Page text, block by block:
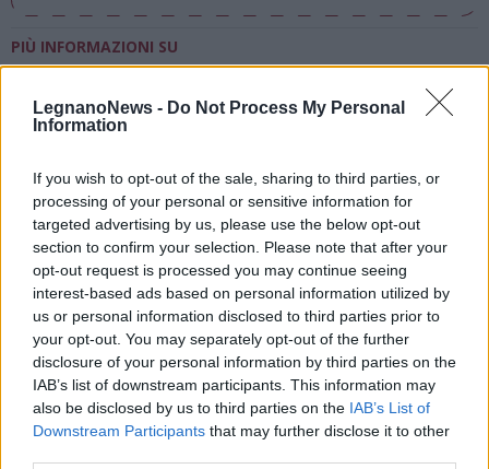
LegnanoNews - Do Not Process My Personal
Information
If you wish to opt-out of the sale, sharing to third parties, or
processing of your personal or sensitive information for
targeted advertising by us, please use the below opt-out
section to confirm your selection. Please note that after your
opt-out request is processed you may continue seeing
interest-based ads based on personal information utilized by
us or personal information disclosed to third parties prior to
your opt-out. You may separately opt-out of the further
disclosure of your personal information by third parties on the
IAB’s list of downstream participants. This information may
also be disclosed by us to third parties on the IAB’s List of
Downstream Participants that may further disclose it to other
PIÙ INFORMAZIONI SU
CUCINA
Commenti
Accedioregistratiper commentare questo
articolo.
L'email è richiesta ma non verrà mostrata ai visitatori. Il contenuto di questo
commento esprime il pensiero dell'autore e non rappresenta la linea editoriale
di VareseNews.it, che rimane autonoma e indipendente. I messaggi inclusi nei
commenti non sono testi giornalistici, ma post inviati dai singoli lettori che
possono essere automaticamente pubblicati senza filtro preventivo. I commenti
che includano uno o più link a siti esterni verranno rimossi in automatico dal
sistema.